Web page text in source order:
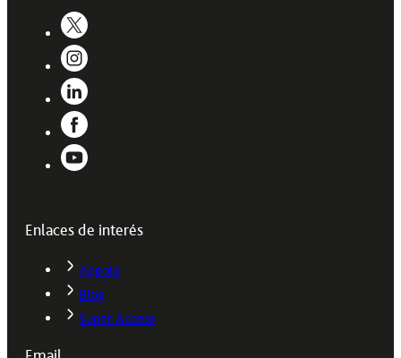
Enlaces de interés
Appolo
Blog
Super Access